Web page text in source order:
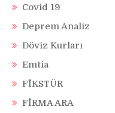
Covid 19
Deprem Analiz
Döviz Kurları
Emtia
FİKSTÜR
FİRMA ARA